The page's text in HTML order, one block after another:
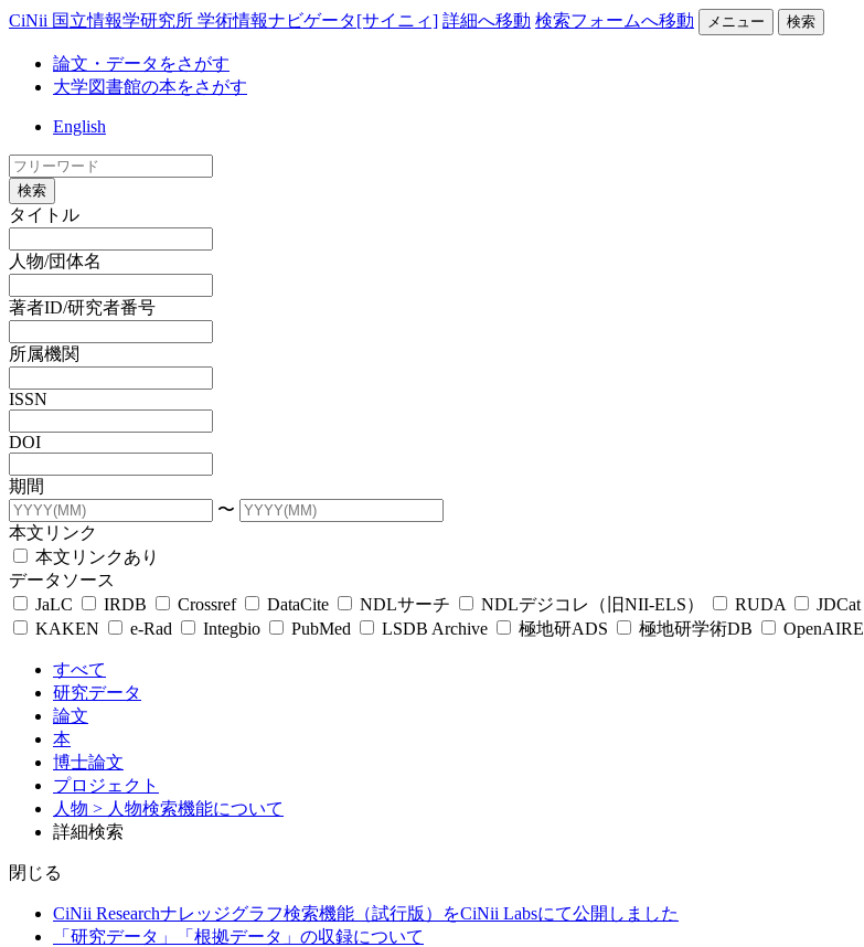
CiNii 国立情報学研究所 学術情報ナビゲータ[サイニィ] 詳細へ移動 検索フォームへ移動 メニュー 検索
論文・データをさがす
大学図書館の本をさがす
English
検索
タイトル
人物/団体名
著者ID/研究者番号
所属機関
ISSN
DOI
期間
〜
本文リンク
本文リンクあり
データソース
JaLC
IRDB Crossref DataCite NDLサーチ NDLデジコレ（旧NII-ELS） RUDA JDCat
KAKEN
e-Rad Integbio PubMed LSDB Archive 極地研ADS 極地研学術DB OpenAIRE
すべて
研究データ
論文
本
博士論文
プロジェクト
人物 > 人物検索機能について
詳細検索
閉じる
CiNii Researchナレッジグラフ検索機能（試行版）をCiNii Labsにて公開しました
「研究データ」「根拠データ」の収録について